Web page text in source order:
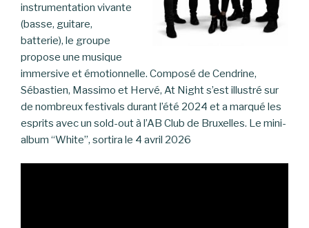
instrumentation vivante
(basse, guitare,
batterie), le groupe
propose une musique
immersive et émotionnelle. Composé de Cendrine,
Sébastien, Massimo et Hervé, At Night s’est illustré sur
de nombreux festivals durant l’été 2024 et a marqué les
esprits avec un sold-out à l’AB Club de Bruxelles. Le mini-
album “White”, sortira le 4 avril 2026